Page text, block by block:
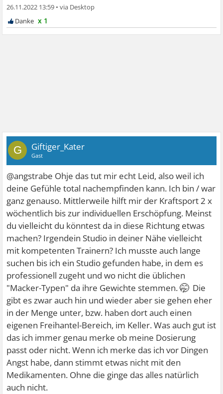
26.11.2022 13:59 •
x 1
G Giftiger_Kater
Gast
@angstrabe Ohje das tut mir echt Leid, also weil ich
deine Gefühle total nachempfinden kann. Ich bin / war
ganz genauso. Mittlerweile hilft mir der Kraftsport 2 x
wöchentlich bis zur individuellen Erschöpfung. Meinst
du vielleicht du könntest da in diese Richtung etwas
machen? Irgendein Studio in deiner Nähe vielleicht
mit kompetenten Trainern? Ich musste auch lange
suchen bis ich ein Studio gefunden habe, in dem es
professionell zugeht und wo nicht die üblichen
"Macker-Typen" da ihre Gewichte stemmen.🤭 Die
gibt es zwar auch hin und wieder aber sie gehen eher
in der Menge unter, bzw. haben dort auch einen
eigenen Freihantel-Bereich, im Keller. Was auch gut ist
das ich immer genau merke ob meine Dosierung
passt oder nicht. Wenn ich merke das ich vor Dingen
Angst habe, dann stimmt etwas nicht mit den
Medikamenten. Ohne die ginge das alles natürlich
auch nicht.